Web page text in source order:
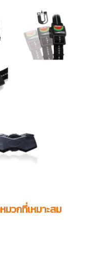
วกที่เหมาะสม